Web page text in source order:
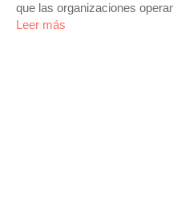
que las organizaciones
Leer más